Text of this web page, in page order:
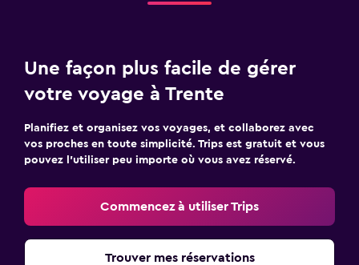
Une façon plus facile de gérer
votre voyage à Trente
Planifiez et organisez vos voyages, et collaborez avec
vos proches en toute simplicité. Trips est gratuit et vous
pouvez l’utiliser peu importe où vous avez réservé.
Commencez à utiliser Trips
Trouver mes réservations